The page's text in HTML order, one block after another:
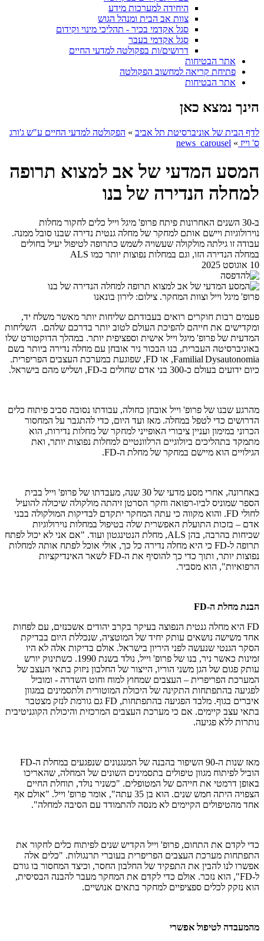
היחידה למערכות מידע
צוות אב הבית ומנהל הגוש
סגל אקדמי בכיר - תהליכי מינוי וקידום
סגל אקדמי בעבר
דרושים/ות בפקולטה למדעי החיים
אתר הבטיחות
פתיחת קריאה למחשוב הפקולטה
אתר הבטיחות
הינך נמצא כאן
לדף הבית של אוניברסיטת תל אביב » הפקולטה למדעי החיים ע"ש ג'ורג
ס' וייז »
news_carousel
המסע המדעי של אב למצוא תרופה
למחלה הנדירה של בנו
ב-30 השנים האחרונות פיתח פרופ' מיגל וייל כלים לחקור מחלות
נוירולוגיות ויישם אותם למחקר של מחלה גנטית נדירה שבנו סובל ממנה.
עבודה זו גילתה מולקולה שעשויה לשמש כתרופה לטיפול יעיל בחולים
במחלה הנדירה הזו, וגם במחלות נפוצות יותר כמו ALS
10 אוגוסט 2025
פרופ' מיגל וייל וצוות המחקר. צילום: לירון בונאנו
פעמים רבות חוקרים רואים בעבודתם שליחות יותר מאשר משלח יד,
ומקדישים את חייהם להפיכת העולם לטוב יותר בדרכם שלהם. השליחות
המדעית של פרופ' מיגל וייל אישית וספציפית יותר. במהלך הדוקטורט שלו
באוניברסיטה העברית, בנו הבכור ניר אובחן עם מחלה נדירה ביותר בשם
Familial Dysautonomia, או FD, שפוגעת במערכת העצבים הפריפרית.
כיום ידועים בעולם כ-300 בני אדם שחולים ב-FD, ושליש מהם בישראל.
מהרגע שבנו של פרופ' וייל אובחן כחולה, עבודתו נסובה סביב פיתוח כלים
הדרושים כדי לטפל במחלה. מאז ועד היום, כדי להתגבר על המחסור
הכרוני במימון ועניין ציבורי האופייני למחקר של מחלות נדירות, הוא
מתמקד בתהליכים ביולוגיים הרלוונטיים למחלות נפוצות יותר, ואת
הגילויים הוא מיישם במחקר של מחלת ה-FD.
באחרונה, אחרי מסע מדעי של 30 שנה, מעבדתו של פרופ' וייל בבית
הספר שמוניס לביו-רפואה וחקר הסרטן זיהתה מולקולה שיכולה להועיל
לחולי FD. והוא מקווה כי עתה המחקר יתקדם לבדיקות המולקולה בבני
אדם – בזכות התועלת האפשרית שלה בטיפול במחלות נוירולוגיות
שכיחות בהרבה, בהן ALS, מחלת הנטינגטון ועוד. "אם אני לא יכול לפתח
תרופה ל-FD כי היא מחלה נדירה כל כך, אולי אוכל לפתח אותה למחלות
נפוצות יותר, ותוך כדי כך להוסיף את ה-FD לשאר האינדיקציות
הרפואיות", הוא מסביר.
הבנת מחלת ה-FD
FD היא מחלה גנטית הנפוצה בעיקר בקרב יהודים אשכנזים, עם לפחות
אחד משישה נושאים עותק יחיד של המוטציה, שנכללת היום בבדיקת
הסקר הגנטי שנעשה לפני היריון בישראל. אולם בדיקות אלה לא היו
זמינות כאשר ניר, בנו של פרופ' וייל, נולד בשנת 1990. כשתינוק יורש
עותק פגום של הגן משני הוריו, הייצור של החלבון ניזוק בתאי העצב של
המערכת הפריפרית – העצבים שמחוץ למוח וחוט השדרה - ומוביל
לפגיעה בהתפתחות התקינה של היכולת המוטורית ולתסמינים במגוון
איברים בגוף. מלבד הפגיעה בהתפתחות, FD גם גורמת לנזק מצטבר
בתאי עצב קיימים. אם כי מערכת העצבים המרכזית והיכולת הקוגניטיבית
נותרות ללא פגיעה.
מאז שנות ה-90 השיפור בהבנה של המנגנונים שנפגעים במחלת ה-FD
הוביל לפיתוח מגוון טיפולים בתסמינים השונים של המחלה, שהאריכו
באופן דרמטי את חייהם של המטופלים. "כשניר נולד, תוחלת החיים
הצפויה היתה חמש שנים. הוא בן 35 עתה", אומר פרופ' וייל. "אולם אף
אחד מהטיפולים הקיימים לא מנסה להתמודד עם הסיבה למחלה".
כדי לקדם את התחום, פרופ' וייל הקדיש שנים לפיתוח כלים לחקור את
התפתחות מערכת העצבים הפריפרית בעוברי תרנגולות. "כלים אלה
אפשרו לנו להבין את התפקיד של החלבון החסר, וכיצד המחסור בו גורם
ל-FD", הוא נזכר. אולם כדי לקדם את המחקר מעבר להבנה הבסיסית,
הוא נזקק לכלים ספציפיים למחקר בתאים אנושיים.
מהמעבדה לטיפול אפשרי